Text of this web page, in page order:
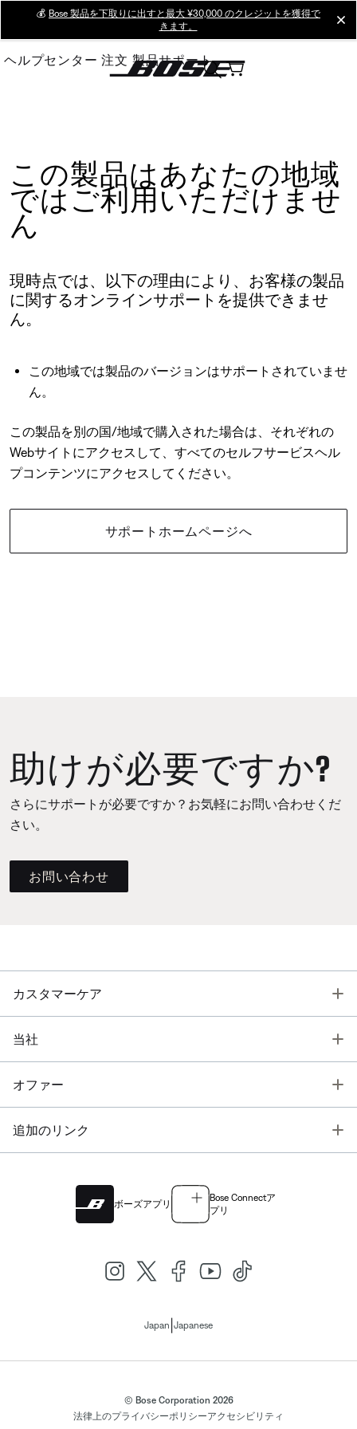
Main
💰 Bose 製品を下取りに出すと最大 ¥30,000 のクレジットを獲得で
きます。
ヘルプセンター 注文 製品サポート
この製品はあなたの地域
ではご利用いただけませ
ん
現時点では、以下の理由により、お客様の製品
に関するオンラインサポートを提供できませ
ん。
この地域では製品のバージョンはサポートされていませ
ん。
この製品を別の国/地域で購入された場合は、それぞれの
Webサイトにアクセスして、すべてのセルフサービスヘル
プコンテンツにアクセスしてください。
サポートホームページへ
助けが必要ですか?
さらにサポートが必要ですか？お気軽にお問い合わせくだ
さい。
お問い合わせ
カスタマーケア
当社
オファー
追加のリンク
ボーズアプリ
Bose Connectア
プリ
Japan Japanese
© Bose Corporation 2026
法律上のプライバシーポリシーアクセシビリティ